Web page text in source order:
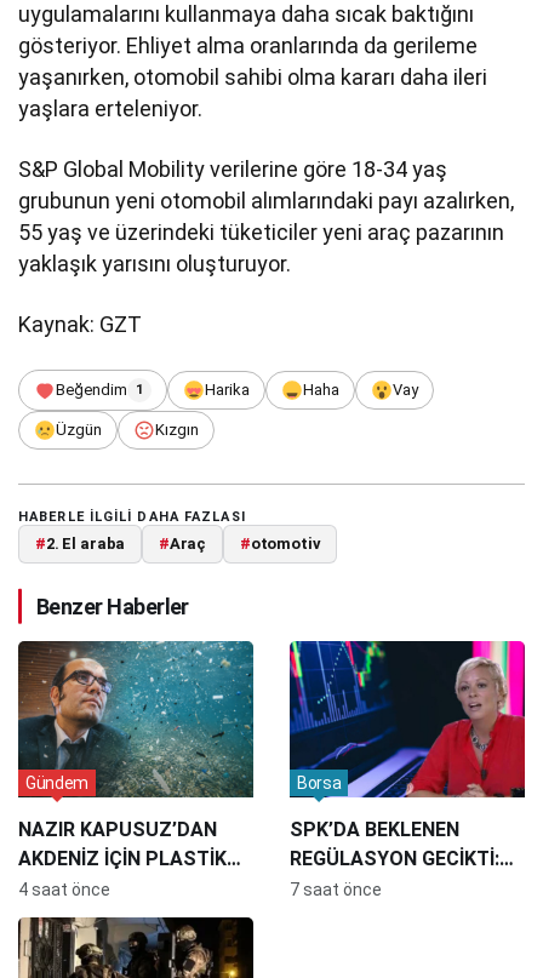
uygulamalarını kullanmaya daha sıcak baktığını
gösteriyor. Ehliyet alma oranlarında da gerileme
yaşanırken, otomobil sahibi olma kararı daha ileri
yaşlara erteleniyor.
S&P Global Mobility verilerine göre 18-34 yaş
grubunun yeni otomobil alımlarındaki payı azalırken,
55 yaş ve üzerindeki tüketiciler yeni araç pazarının
yaklaşık yarısını oluşturuyor.
Kaynak: GZT
Beğendim 1 Harika Haha Vay
Üzgün Kızgın
HABERLE ILGILI DAHA FAZLASI
#2. El araba #Araç #otomotiv
Benzer Haberler
NAZIR KAPUSUZ’DAN
AKDENİZ İÇİN PLASTİK
ATIK UYARISI:
“MESELENİN ÇOK FAZLA
BOYUTU VAR”
Gündem
4 saat önce
SPK’DA BEKLENEN
REGÜLASYON GECİKTİ:
İRİS CİBRE’DEN DİKKAT
Borsa
7 saat önce